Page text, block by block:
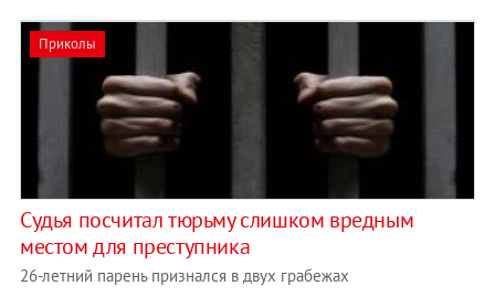
Приколы
Судья посчитал тюрьму слишком вредным
местом для преступника
26-летний парень признался в двух грабежах